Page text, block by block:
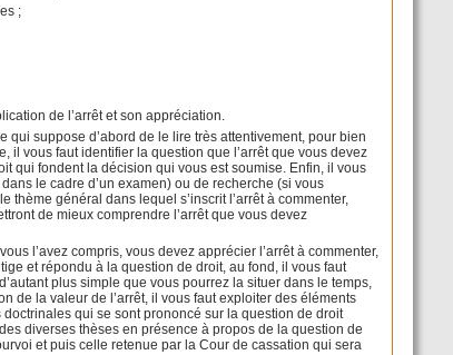
;
de l’arrêt et son appréciation.
qui suppose d’abord de le lire très attentivement, pour bien
il vous faut identifier la question que l’arrêt que vous devez
qui fondent la décision qui vous est soumise. Enfin, il vous
le cadre d’un examen) ou de recherche (si vous
général dans lequel s’inscrit l’arrêt à commenter,
de mieux comprendre l’arrêt que vous devez
l’avez compris, vous devez apprécier l’arrêt à commenter,
et répondu à la question de droit, au fond, il vous faut
plus simple que vous pourrez la situer dans le temps,
de la valeur de l’arrêt, il vous faut exploiter des éléments
qui se sont prononcé sur la question de droit
diverses thèses en présence à propos de la question de
et puis celle retenue par la Cour de cassation qui sera